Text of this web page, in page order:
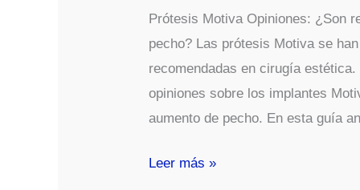
Prótesis Motiva Opiniones: ¿Son
pecho? Las prótesis Motiva se
recomendadas en cirugía
opiniones sobre los implantes
aumento de pecho. En esta guía
Protesis
Leer más »